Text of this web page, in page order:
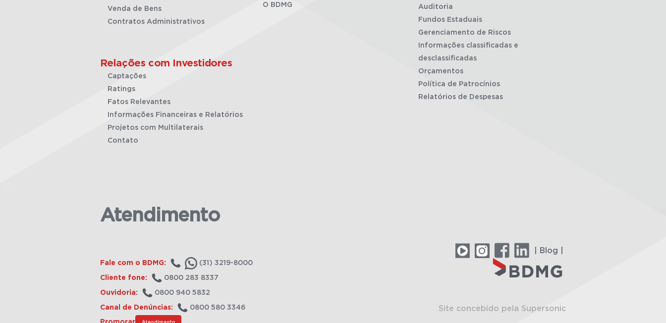
Venda de Bens
Contratos Administrativos
Relações com Investidores
Captações
Ratings
Fatos Relevantes
Informações Financeiras e Relatórios
Projetos com Multilaterais
Contato
O BDMG
Auditoria
Fundos Estaduais
Gerenciamento de Riscos
Informações classificadas e
desclassificadas
Orçamentos
Política de Patrocínios
Relatórios de Despesas
Atendimento
Fale com o BDMG: (31) 3219-8000
Cliente fone: 0800 283 8337
Ouvidoria: 0800 940 5832
Canal de Denúncias: 0800 580 3346
Atendimento
| Blog |
Site concebido pela Supersonic